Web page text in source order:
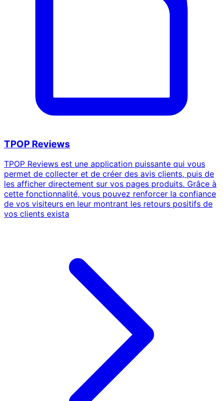
TPOP Reviews
TPOP Reviews est une application puissante qui vous
permet de collecter et de créer des avis clients, puis de
les afficher directement sur vos pages produits. Grâce à
cette fonctionnalité, vous pouvez renforcer la confiance
de vos visiteurs en leur montrant les retours positifs de
vos clients exista